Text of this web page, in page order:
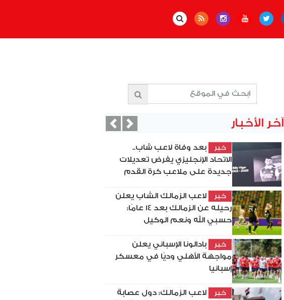
آخر الأخبار
خبر
بعد وفاة لاعب شاب..
الاتحاد الإنجليزي يفرض تعديلات
جديدة على ملاعب كرة القدم
خبر
لاعب الزمالك الشاب يعلن
رحيله عن الزمالك بعد 14 عامًا:
حسبي الله ونعم الوكيل
خبر
بادالونا الإسباني يعلن
مواجهة الأهلي وديًا في معسكر
إسبانيا
خبر
لاعب الزمالك: دول عصابة
PreviousNext